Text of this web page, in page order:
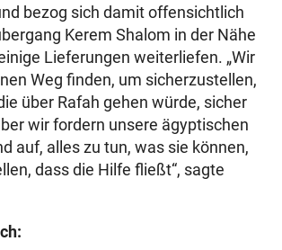
bezog sich damit offensichtlich
Kerem Shalom in der Nähe
Lieferungen weiterliefen. „Wir
Weg finden, um sicherzustellen,
über Rafah gehen würde, sicher
wir fordern unsere ägyptischen
auf, alles zu tun, was sie können,
dass die Hilfe fließt“, sagte